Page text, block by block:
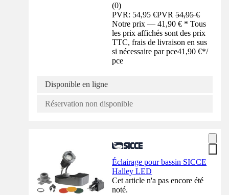
(0)
PVR: 54,95 €PVR54,95 €
Notre prix — 41,90 € * Tous
les prix affichés sont des prix
TTC, frais de livraison en sus
si nécessaire par pce41,90 €*/
pce
Disponible en ligne
Réservation non disponible
Éclairage pour bassin SICCE
Halley LED
Cet article n'a pas encore été
noté.